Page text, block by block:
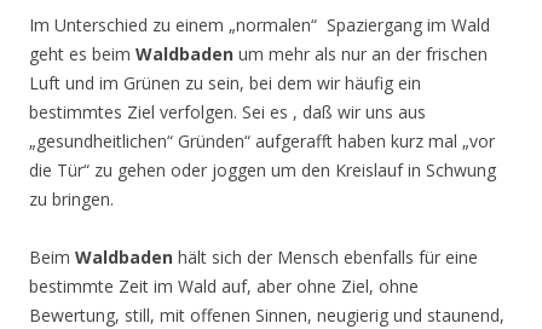
Im Unterschied zu einem „normalen“ Spaziergang im Wald
geht es beim Waldbaden um mehr als nur an der frischen
Luft und im Grünen zu sein, bei dem wir häufig ein
bestimmtes Ziel verfolgen. Sei es , daß wir uns aus
„gesundheitlichen“ Gründen“ aufgerafft haben kurz mal „vor
die Tür“ zu gehen oder joggen um den Kreislauf in Schwung
zu bringen.
Beim Waldbaden hält sich der Mensch ebenfalls für eine
bestimmte Zeit im Wald auf, aber ohne Ziel, ohne
Bewertung, still, mit offenen Sinnen, neugierig und staunend,